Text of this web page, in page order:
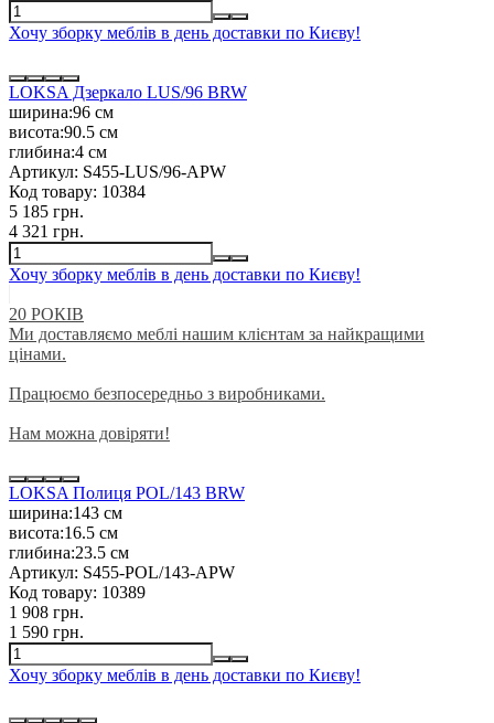
Хочу зборку меблів в день доставки по Києву!
LOKSA Дзеркало LUS/96 BRW
ширина:96 см
висота:90.5 см
глибина:4 см
Артикул: S455-LUS/96-APW
Код товару: 10384
5 185 грн.
4 321 грн.
Хочу зборку меблів в день доставки по Києву!
20 РОКІВ
Ми доставляємо меблі нашим клієнтам за найкращими
цінами.
Працюємо безпосередньо з виробниками.
Нам можна довіряти!
LOKSA Полиця POL/143 BRW
ширина:143 см
висота:16.5 см
глибина:23.5 см
Артикул: S455-POL/143-APW
Код товару: 10389
1 908 грн.
1 590 грн.
Хочу зборку меблів в день доставки по Києву!